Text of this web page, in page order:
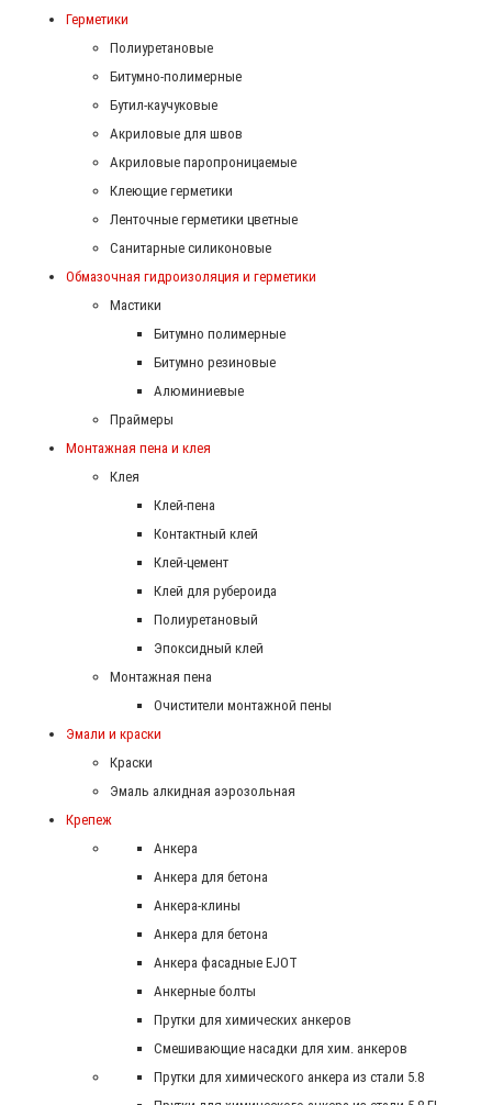
Герметики
Полиуретановые
Битумно-полимерные
Бутил-каучуковые
Акриловые для швов
Акриловые паропроницаемые
Клеющие герметики
Ленточные герметики цветные
Санитарные силиконовые
Обмазочная гидроизоляция и герметики
Мастики
Битумно полимерные
Битумно резиновые
Алюминиевые
Праймеры
Монтажная пена и клея
Клея
Клей-пена
Контактный клей
Клей-цемент
Клей для рубероида
Полиуретановый
Эпоксидный клей
Монтажная пена
Очистители монтажной пены
Эмали и краски
Краски
Эмаль алкидная аэрозольная
Крепеж
Анкера
Анкера для бетона
Анкера-клины
Анкера для бетона
Анкера фасадные EJOT
Анкерные болты
Прутки для химических анкеров
Смешивающие насадки для хим. анкеров
Прутки для химического анкера из стали 5.8